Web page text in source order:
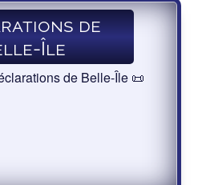
de
Île
de Belle-Île 📜